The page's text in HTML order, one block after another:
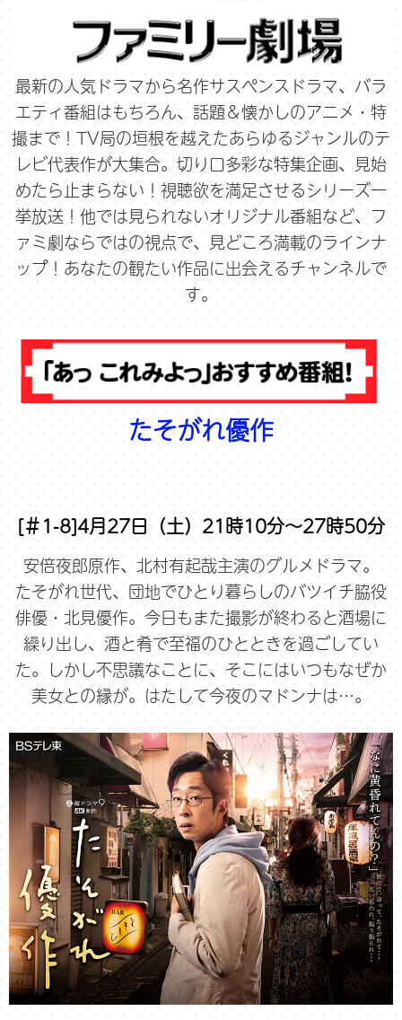
最新の人気ドラマから名作サスペンスドラマ、バラ
エティ番組はもちろん、話題＆懐かしのアニメ・特
撮まで！TV局の垣根を越えたあらゆるジャンルのテ
レビ代表作が大集合。切り口多彩な特集企画、見始
めたら止まらない！視聴欲を満足させるシリーズ一
挙放送！他では見られないオリジナル番組など、フ
ァミ劇ならではの視点で、見どころ満載のラインナ
ップ！あなたの観たい作品に出会えるチャンネルで
す。
たそがれ優作
[＃1-8]4月27日（土）21時10分～27時50分
安倍夜郎原作、北村有起哉主演のグルメドラマ。
たそがれ世代、団地でひとり暮らしのバツイチ脇役
俳優・北見優作。今日もまた撮影が終わると酒場に
繰り出し、酒と肴で至福のひとときを過ごしてい
た。しかし不思議なことに、そこにはいつもなぜか
美女との縁が。はたして今夜のマドンナは…。